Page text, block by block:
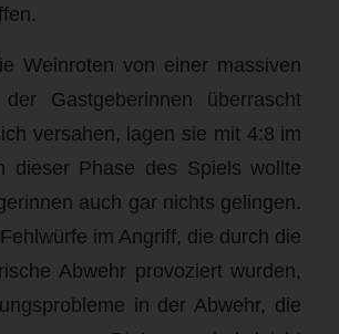
Weinroten von einer massiven
der Gastgeberinnen überrascht
versahen, lagen sie mit 4:8 im
dieser Phase des Spiels wollte
auch gar nichts gelingen.
im Angriff, die durch die
Abwehr provoziert wurden,
in der Abwehr, die